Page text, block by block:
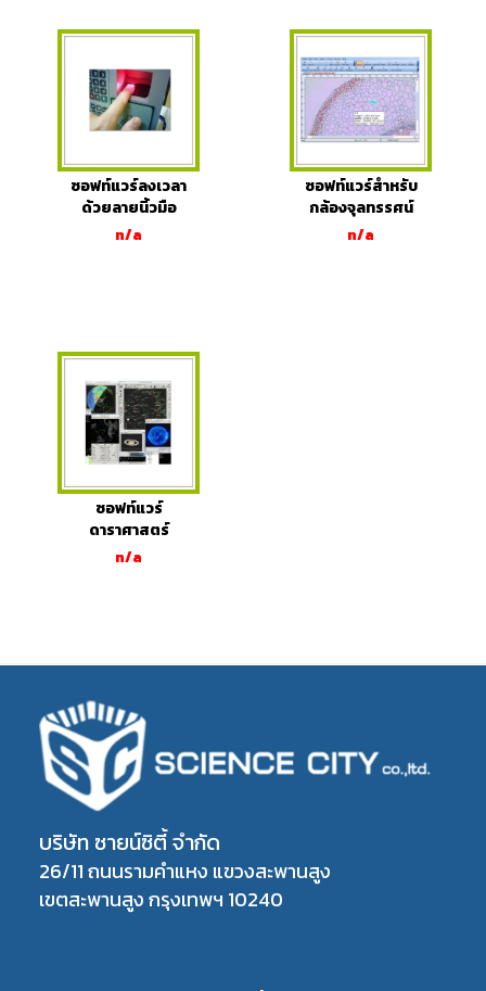
ซอฟท์แวร์ลงเวลา
ด้วยลายนิ้วมือ
n/a
ซอฟท์แวร์สำหรับ
กล้องจุลทรรศน์
n/a
ซอฟท์แวร์
ดาราศาสตร์
n/a
บริษัท ซายน์ซิตี้ จำกัด
26/11 ถนนรามคำแหง แขวงสะพานสูง
เขตสะพานสูง กรุงเทพฯ 10240